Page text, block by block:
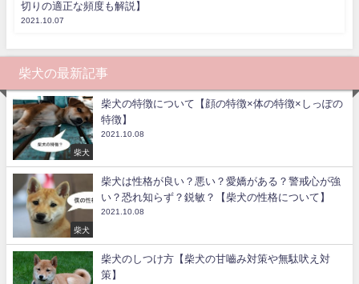
切りの適正な頻度も解説】
2021.10.07
柴犬の最新記事
柴犬
柴犬の特徴について【顔の特徴×体の特徴×しっぽの
特徴】
2021.10.08
柴犬
柴犬は性格が良い？悪い？愛嬌がある？警戒心が強
い？恐れ知らず？鋭敏？【柴犬の性格について】
2021.10.08
柴犬のしつけ方【柴犬の甘嚙み対策や無駄吠え対
策】